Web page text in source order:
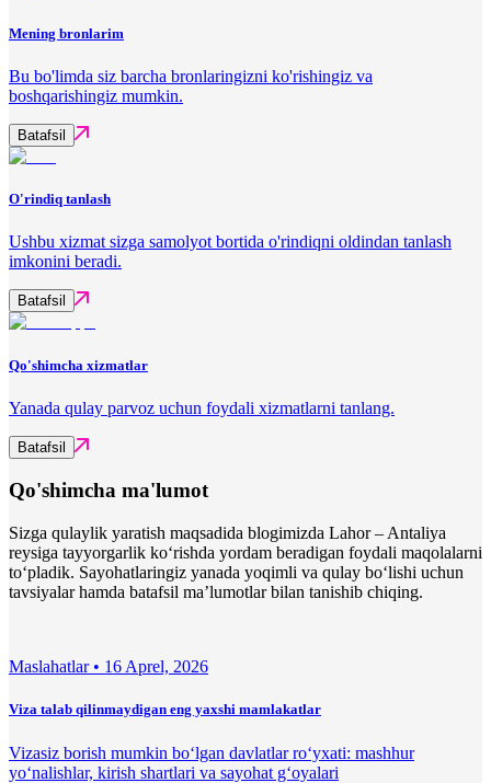
Mening bronlarim
Bu bo'limda siz barcha bronlaringizni ko'rishingiz va
boshqarishingiz mumkin.
Batafsil
O'rindiq tanlash
Ushbu xizmat sizga samolyot bortida o'rindiqni oldindan tanlash
imkonini beradi.
Batafsil
Qo'shimcha xizmatlar
Yanada qulay parvoz uchun foydali xizmatlarni tanlang.
Batafsil
Qo'shimcha ma'lumot
Sizga qulaylik yaratish maqsadida blogimizda Lahor – Antaliya
reysiga tayyorgarlik ko‘rishda yordam beradigan foydali maqolalarni
to‘pladik. Sayohatlaringiz yanada yoqimli va qulay bo‘lishi uchun
tavsiyalar hamda batafsil ma’lumotlar bilan tanishib chiqing.
Maslahatlar • 16 Aprel, 2026
Viza talab qilinmaydigan eng yaxshi mamlakatlar
Vizasiz borish mumkin bo‘lgan davlatlar ro‘yxati: mashhur
yo‘nalishlar, kirish shartlari va sayohat g‘oyalari